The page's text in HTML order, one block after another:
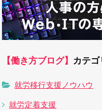
【働き方ブログ】 カテゴ
就労移行支援ノウハウ
就労定着支援